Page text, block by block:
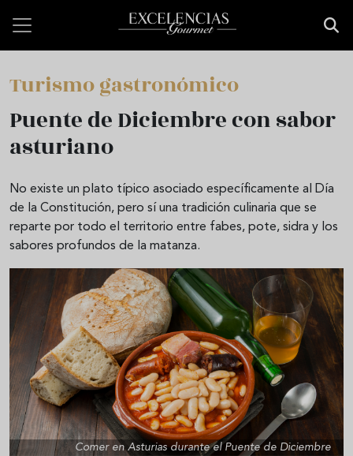
Turismo gastronómico
Puente de Diciembre con sabor
asturiano
No existe un plato típico asociado específicamente al Día
de la Constitución, pero sí una tradición culinaria que se
reparte por todo el territorio entre fabes, pote, sidra y los
sabores profundos de la matanza.
Comer en Asturias durante el Puente de Diciembre